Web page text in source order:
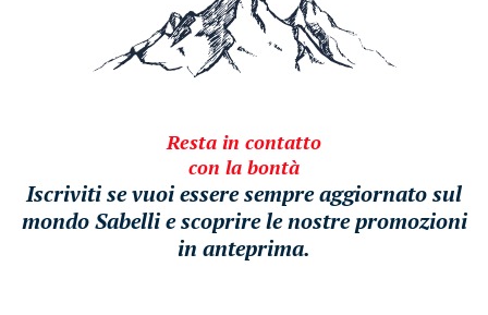
Resta in contatto
con la bontà
Iscriviti se vuoi essere sempre aggiornato sul
mondo Sabelli e scoprire le nostre promozioni
in anteprima.